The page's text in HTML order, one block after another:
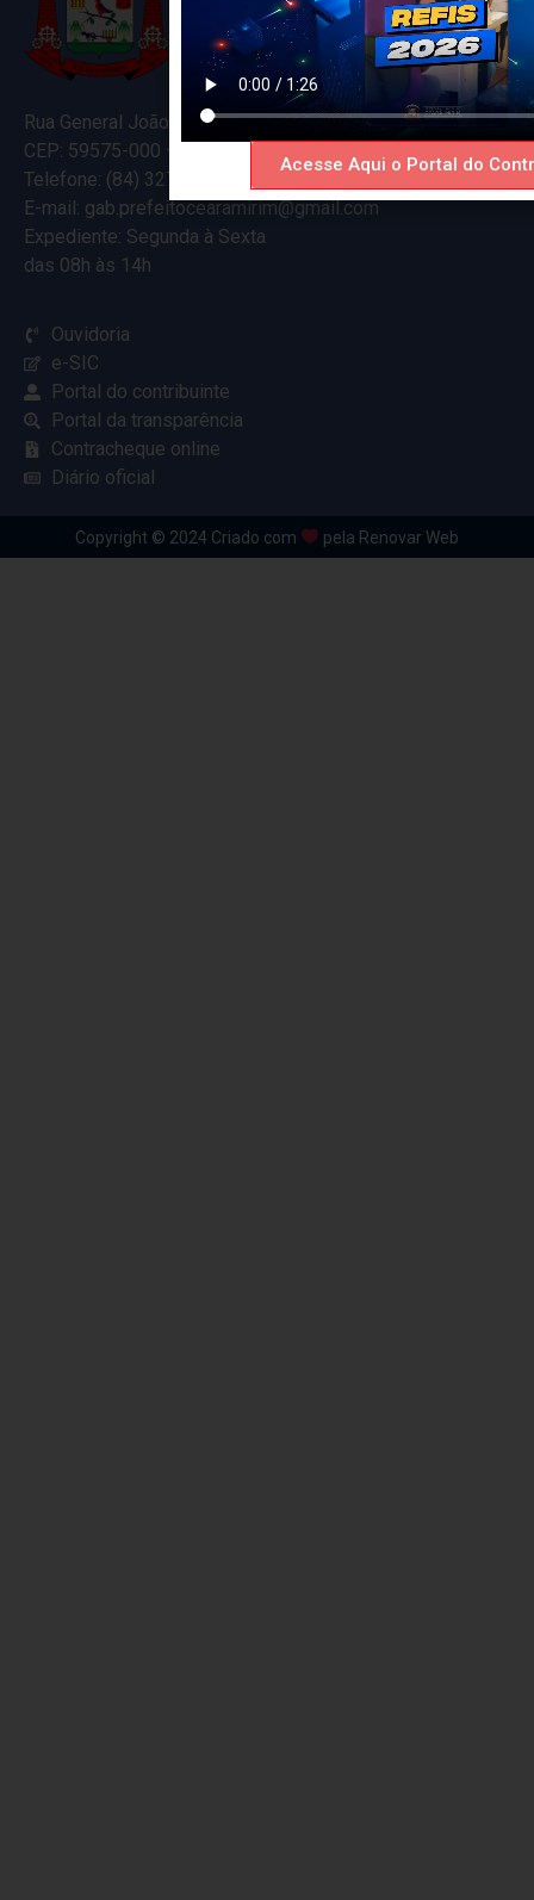
Rua General João Varela, 635
CEP: 59575-000 – Ceará-Mirim – RN
Telefone: (84) 3274-5916
E-mail: gab.prefeitocearamirim@gmail.com
Expediente: Segunda à Sexta
das 08h às 14h
Ouvidoria
e-SIC
Portal do contribuinte
Portal da transparência
Contracheque online
Diário oficial
Copyright © 2024 Criado com pela Renovar Web
Acesse Aqui o Portal do